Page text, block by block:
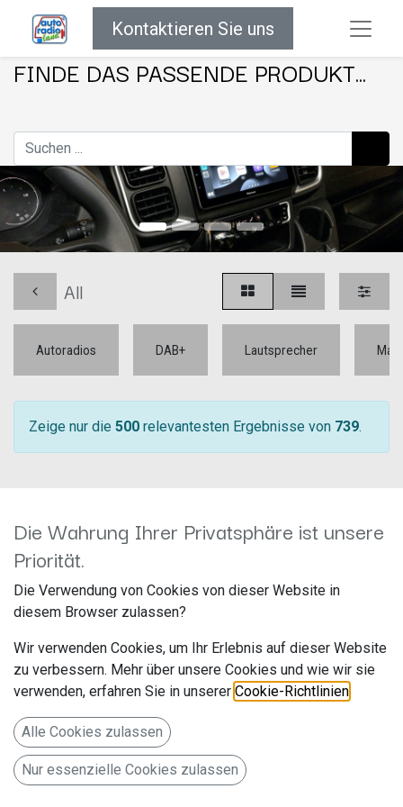
Kontaktieren Sie uns
FINDE DAS PASSENDE PRODUKT...
All
Autoradios DAB+ Lautsprecher
Zeige nur die 500 relevantesten Ergebnisse von 739.
1-DIN RB mit Fach Opel Astra / Corsa D
/ Zafira satin-stone 281230-24-5
Hersteller: ACV
acv GmbH
Straßburger Allee 10-12
41812 Erkelenz
19,99€
1-DIN RB mit Fach Opel Corsa C
aluminium 281230-26-4
Hersteller: ACV
41812 Erkelenz
Die Wahrung Ihrer Privatsphäre ist unsere
Priorität.
Die Verwendung von Cookies von dieser Website in
diesem Browser zulassen?
Wir verwenden Cookies, um Ihr Erlebnis auf dieser Website
zu verbessern. Mehr über unsere Cookies und wie wir sie
verwenden, erfahren Sie in unserer Cookie-Richtlinien
Alle Cookies zulassen
Nur essenzielle Cookies zulassen